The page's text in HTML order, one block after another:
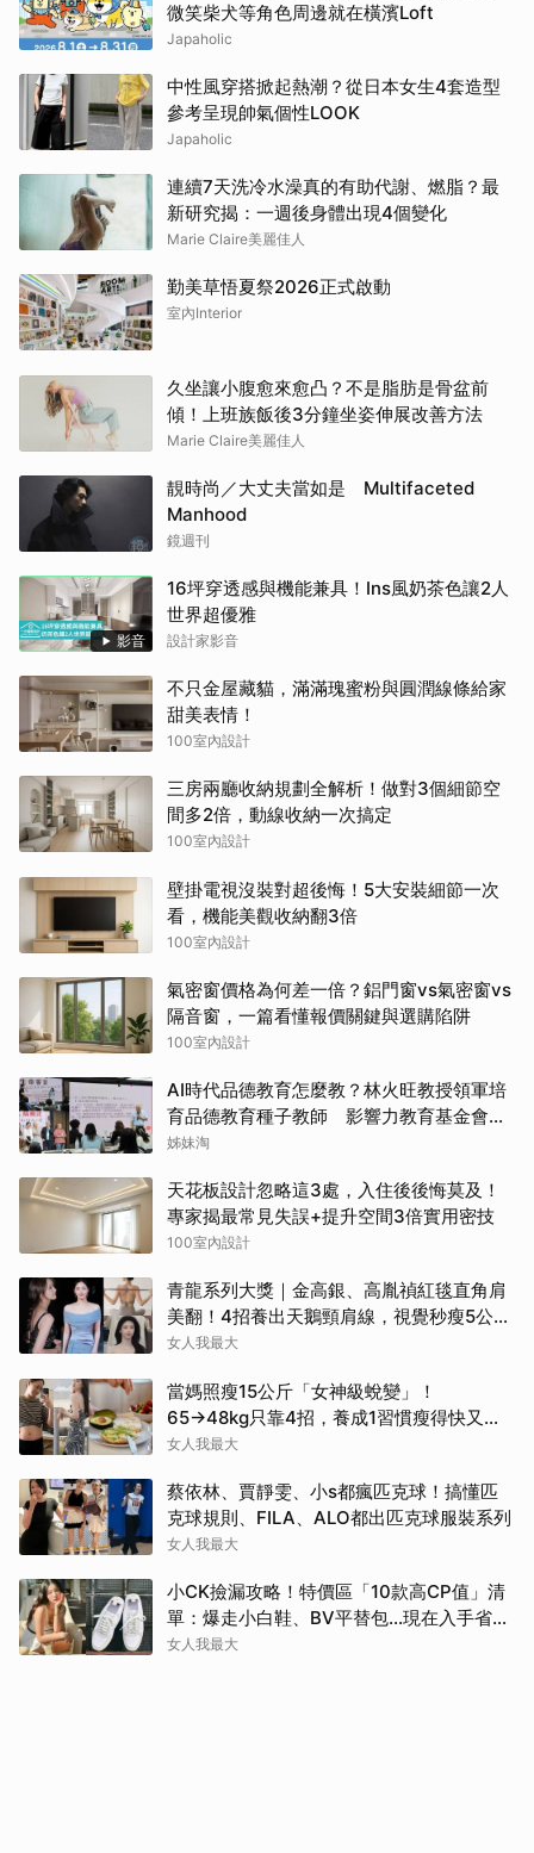
微笑柴犬等角色周邊就在橫濱Loft
Japaholic
中性風穿搭掀起熱潮？從日本女生4套造型
參考呈現帥氣個性LOOK
Japaholic
連續7天洗冷水澡真的有助代謝、燃脂？最
新研究揭：一週後身體出現4個變化
Marie Claire美麗佳人
勤美草悟夏祭2026正式啟動
室內Interior
久坐讓小腹愈來愈凸？不是脂肪是骨盆前
傾！上班族飯後3分鐘坐姿伸展改善方法
Marie Claire美麗佳人
靚時尚／大丈夫當如是 Multifaceted
Manhood
鏡週刊
影音
16坪穿透感與機能兼具！Ins風奶茶色讓2人
世界超優雅
設計家影音
不只金屋藏貓，滿滿瑰蜜粉與圓潤線條給家
甜美表情！
100室內設計
三房兩廳收納規劃全解析！做對3個細節空
間多2倍，動線收納一次搞定
100室內設計
壁掛電視沒裝對超後悔！5大安裝細節一次
看，機能美觀收納翻3倍
100室內設計
氣密窗價格為何差一倍？鋁門窗vs氣密窗vs
隔音窗，一篇看懂報價關鍵與選購陷阱
100室內設計
AI時代品德教育怎麼教？林火旺教授領軍培
育品德教育種子教師 影響力教育基金會攜
手新生代基金會
姊妹淘
天花板設計忽略這3處，入住後後悔莫及！
專家揭最常見失誤+提升空間3倍實用密技
100室內設計
青龍系列大獎｜金高銀、高胤禎紅毯直角肩
美翻！4招養出天鵝頸肩線，視覺秒瘦5公
斤！
女人我最大
當媽照瘦15公斤「女神級蛻變」！
65→48kg只靠4招，養成1習慣瘦得快又不
復胖
女人我最大
蔡依林、賈靜雯、小s都瘋匹克球！搞懂匹
克球規則、FILA、ALO都出匹克球服裝系列
女人我最大
小CK撿漏攻略！特價區「10款高CP值」清
單：爆走小白鞋、BV平替包…現在入手省一
筆
女人我最大